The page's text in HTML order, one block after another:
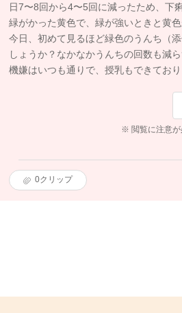
日7〜8回から4〜5回に減ったため、下
緑がかった黄色で、緑が強いときと黄色
今日、初めて見るほど緑色のうんち（
しょうか？なかなかうんちの回数も減
機嫌はいつも通りで、授乳もできてお
※ 閲覧に注意が
0クリップ